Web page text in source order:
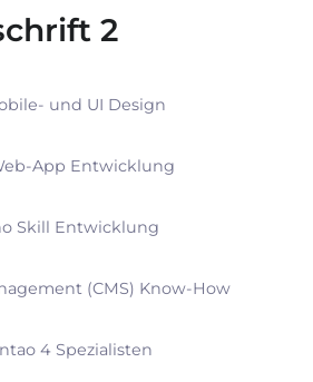
2
und UI Design
App Entwicklung
Skill Entwicklung
(CMS) Know-How
4 Spezialisten